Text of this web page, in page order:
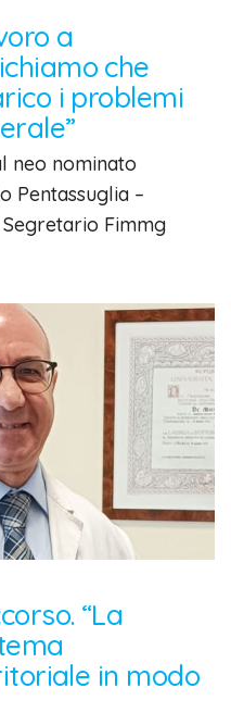
a
che
i problemi
neo nominato
Pentassuglia –
Fimmg
“La
in modo